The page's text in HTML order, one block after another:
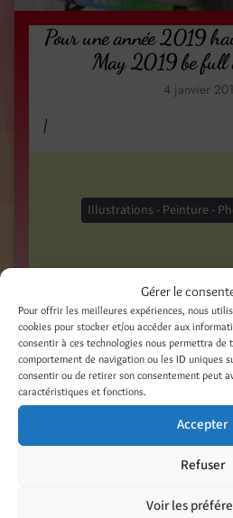
Gérer le
Pour offrir les meilleures expériences, nous
cookies pour stocker et/ou accéder aux
consentir à ces technologies nous permettra de
comportement de navigation ou les ID uniques
consentir ou de retirer son consentement peut
caractéristiques et fonctions.
Accepter
Refuser
Voir les
Pour une année 2019
May 2019 be full
4 janvier
/
Illustrations - Peinture -
forêt hiver
impression
inks paint
wishes
Ouverture de la
créateurs à Belfort /
Belfort is
15 novembre
Noël approche ! Venez nous